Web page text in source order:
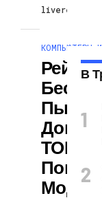
livereaction
КОМПЬЮТЕРЫ
Дома
ТОП 11
В